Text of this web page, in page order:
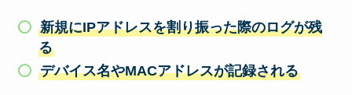
新規にIPアドレスを割り振った際のログが残
る
デバイス名やMACアドレスが記録される